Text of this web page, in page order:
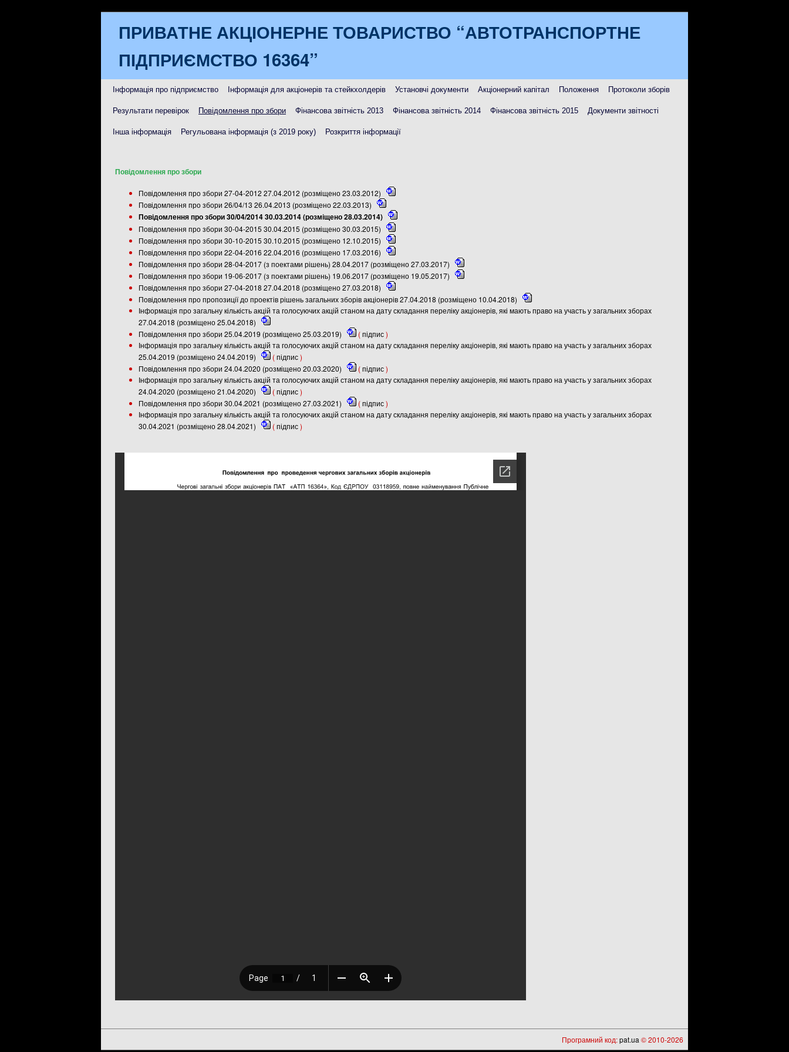
ПРИВАТНЕ АКЦІОНЕРНЕ ТОВАРИСТВО “АВТОТРАНСПОРТНЕ
ПІДПРИЄМСТВО 16364”
Інформація про підприємство Інформація для акціонерів та стейкхолдерів Установчі документи Акціонерний капітал Положення Протоколи зборів
Результати перевірок Повідомлення про збори Фінансова звітність 2013 Фінансова звітність 2014 Фінансова звітність 2015 Документи звітності
Інша інформація Регульована інформація (з 2019 року) Розкриття інформації
Повідомлення про збори
Повідомлення про збори 27-04-2012 27.04.2012 (розміщено 23.03.2012)
Повідомлення про збори 26/04/13 26.04.2013 (розміщено 22.03.2013)
Повідомлення про збори 30/04/2014 30.03.2014 (розміщено 28.03.2014)
Повідомлення про збори 30-04-2015 30.04.2015 (розміщено 30.03.2015)
Повідомлення про збори 30-10-2015 30.10.2015 (розміщено 12.10.2015)
Повідомлення про збори 22-04-2016 22.04.2016 (розміщено 17.03.2016)
Повідомлення про збори 28-04-2017 (з поектами рішень) 28.04.2017 (розміщено 27.03.2017)
Повідомлення про збори 19-06-2017 (з поектами рішень) 19.06.2017 (розміщено 19.05.2017)
Повідомлення про збори 27-04-2018 27.04.2018 (розміщено 27.03.2018)
Повідомлення про пропозиції до проектів рішень загальних зборів акціонерів 27.04.2018 (розміщено 10.04.2018)
Інформація про загальну кількість акцій та голосуючих акцій станом на дату складання переліку акціонерів, які мають право на участь у загальних зборах
27.04.2018 (розміщено 25.04.2018)
Повідомлення про збори 25.04.2019 (розміщено 25.03.2019)
(підпис)
Інформація про загальну кількість акцій та голосуючих акцій станом на дату складання переліку акціонерів, які мають право на участь у загальних зборах
25.04.2019 (розміщено 24.04.2019)
(підпис)
Повідомлення про збори 24.04.2020 (розміщено 20.03.2020)
(підпис)
Інформація про загальну кількість акцій та голосуючих акцій станом на дату складання переліку акціонерів, які мають право на участь у загальних зборах
24.04.2020 (розміщено 21.04.2020)
(підпис)
Повідомлення про збори 30.04.2021 (розміщено 27.03.2021)
(підпис)
Інформація про загальну кількість акцій та голосуючих акцій станом на дату складання переліку акціонерів, які мають право на участь у загальних зборах
30.04.2021 (розміщено 28.04.2021)
(підпис)
Програмний код:pat.ua © 2010-2026